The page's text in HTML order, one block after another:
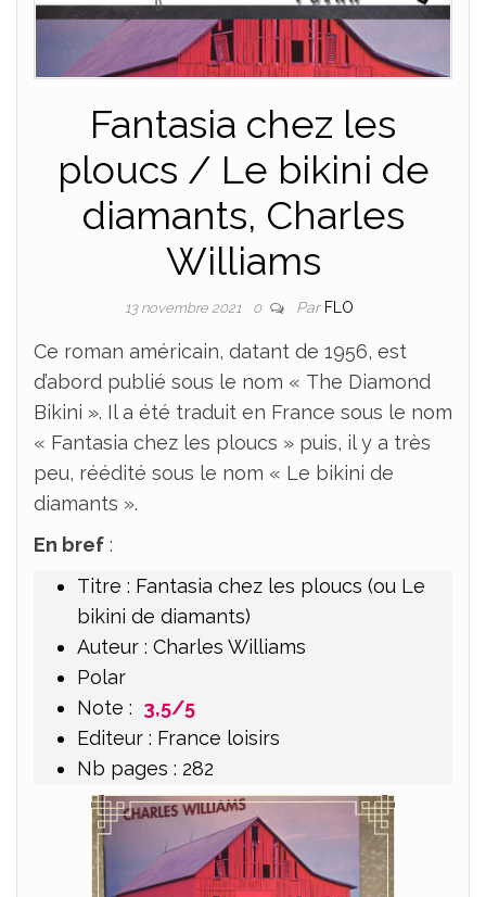
Fantasia chez les
ploucs / Le bikini de
diamants, Charles
Williams
13 novembre 2021 0 Par FLO
Ce roman américain, datant de 1956, est
d’abord publié sous le nom « The Diamond
Bikini ». Il a été traduit en France sous le nom
« Fantasia chez les ploucs » puis, il y a très
peu, réédité sous le nom « Le bikini de
diamants ».
En bref :
Titre : Fantasia chez les ploucs (ou Le
bikini de diamants)
Auteur : Charles Williams
Polar
Note : 3,5/5
Editeur : France loisirs
Nb pages : 282